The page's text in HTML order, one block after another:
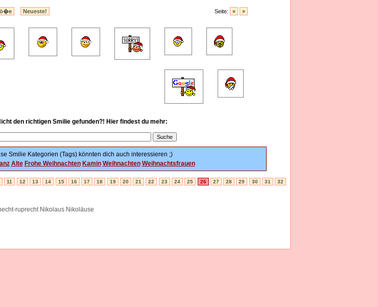
Neueste! Seite: « »
den richtigen Smilie gefunden?! Hier findest du mehr:
Smilie Kategorien (Tags) könnten dich auch interessieren ;)
Alte Frohe Weihnachten Kamin Weihnachten Weihnachtsfrauen
11 12 13 14 15 16 17 18 19 20 21 22 23 24 25 26 27 28 29 30 31
32
ruprecht Nikolaus Nikoläuse